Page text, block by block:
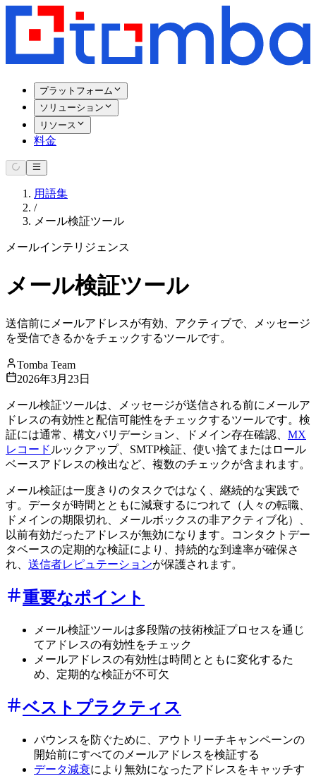
プラットフォーム
ソリューション
リソース
料金
用語集
/
メール検証ツール
メールインテリジェンス
メール検証ツール
送信前にメールアドレスが有効、アクティブで、メッセージ
を受信できるかをチェックするツールです。
Tomba Team
2026年3月23日
メール検証ツールは、メッセージが送信される前にメールア
ドレスの有効性と配信可能性をチェックするツールです。検
証には通常、構文バリデーション、ドメイン存在確認、 MX
レコード ルックアップ、SMTP検証、使い捨てまたはロール
ベースアドレスの検出など、複数のチェックが含まれます。
メール検証は一度きりのタスクではなく、継続的な実践で
す。データが時間とともに減衰するにつれて（人々の転職、
ドメインの期限切れ、メールボックスの非アクティブ化）、
以前有効だったアドレスが無効になります。コンタクトデー
タベースの定期的な検証により、持続的な到達率が確保さ
れ、 送信者レピュテーションが保護されます。
重要なポイント
メール検証ツールは多段階の技術検証プロセスを通じ
てアドレスの有効性をチェック
メールアドレスの有効性は時間とともに変化するた
め、定期的な検証が不可欠
ベストプラクティス
バウンスを防ぐために、アウトリーチキャンペーンの
開始前にすべてのメールアドレスを検証する
データ減衰により無効になったアドレスをキャッチす